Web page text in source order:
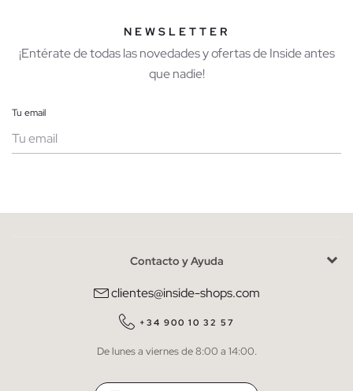
NEWSLETTER
¡Entérate de todas las novedades y ofertas de Inside antes
que nadie!
Tu email
He leído y entiendo lapolítica de privacidad
QUIERO SUSCRIBIRME
* Puedes cancelar la suscripción en cualquier momento.
Contacto y Ayuda
clientes@inside-shops.com
+34 900 10 32 57
De lunes a viernes de 8:00 a 14:00.